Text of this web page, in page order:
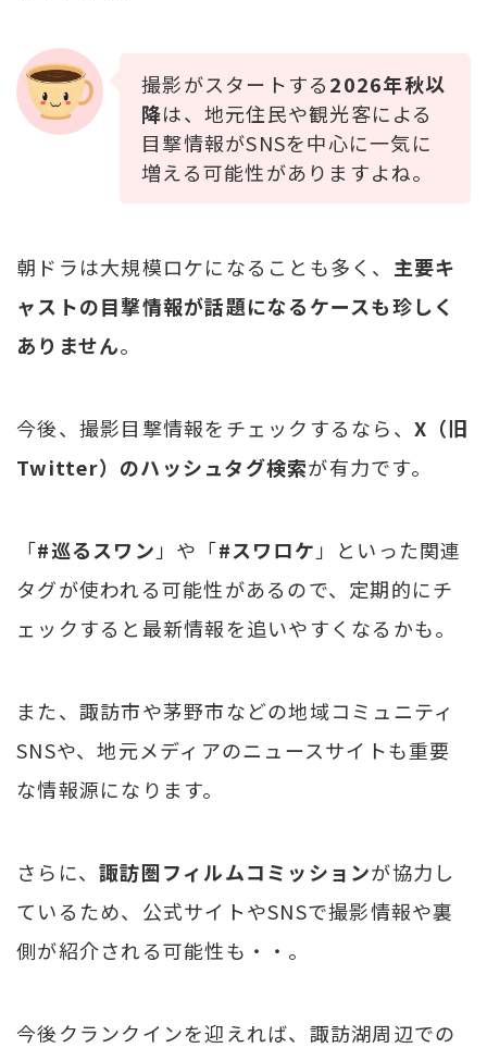
撮影がスタートする2026年秋以
降は、地元住民や観光客による
目撃情報がSNSを中心に一気に
増える可能性がありますよね。
朝ドラは大規模ロケになることも多く、 主要キ
ャストの目撃情報が話題になるケースも珍しく
ありません。
今後、撮影目撃情報をチェックするなら、 X（旧
Twitter）のハッシュタグ検索が有力です。
「#巡るスワン 」や「#スワロケ 」といった関連
タグが使われる可能性があるので、定期的にチ
ェックすると最新情報を追いやすくなるかも。
また、諏訪市や茅野市などの地域コミュニティ
SNSや、地元メディアのニュースサイトも重要
な情報源になります。
さらに、諏訪圏フィルムコミッションが協力し
ているため、公式サイトやSNSで撮影情報や裏
側が紹介される可能性も・・。
今後クランクインを迎えれば、諏訪湖周辺での